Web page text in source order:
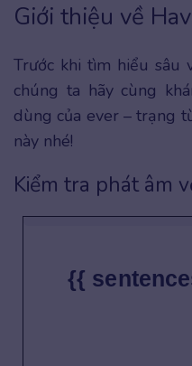
Giới thiệu về
Trước khi tìm hiểu sâu
chúng ta hãy cùng
dùng của ever – trạng
này nhé!
Kiểm tra phát âm
{{